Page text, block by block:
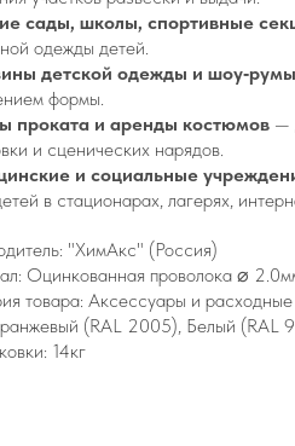
сады, школы, спортивные
одежды детей.
детской одежды и шоу‑румы
формы.
проката и аренды костюмов —
и сценических нарядов.
и социальные
в стационарах, лагерях,
"ХимАкс" (Россия)
Оцинкованная проволока ⌀
товара: Аксессуары и
(RAL 2005), Белый (RAL
14кг